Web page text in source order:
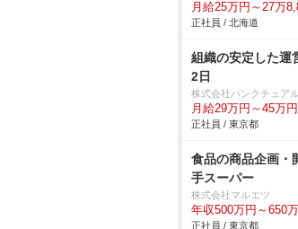
月給25万円～27万
正社員 / 北海道
組織の安定した運
2日
株式会社パンクチュア
月給29万円～45万円
正社員 / 東京都
食品の商品企画・
手スーパー
株式会社マルエツ
年収500万円～650
正社員 / 東京都